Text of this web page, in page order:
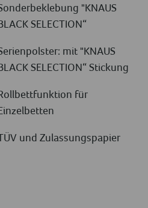
"KNAUS
SELECTION“
mit "KNAUS
SELECTION“ Stickung
für
und Zulassungspapier